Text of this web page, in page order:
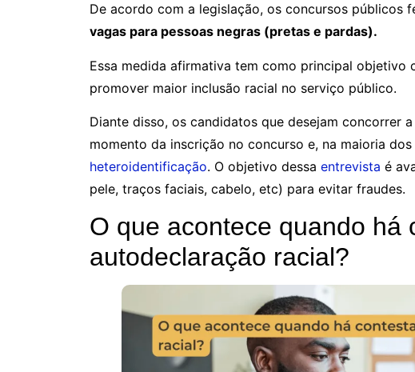
De acordo com a legislação, os concursos públicos
vagas para pessoas negras (pretas e pardas).
Essa medida afirmativa tem como principal objetivo
promover maior inclusão racial no serviço público.
Diante disso, os candidatos que desejam concorrer
momento da inscrição no concurso e, na maioria
heteroidentificação. O objetivo dessa entrevista é
pele, traços faciais, cabelo, etc) para evitar fraudes.
O que acontece quando há
autodeclaração racial?